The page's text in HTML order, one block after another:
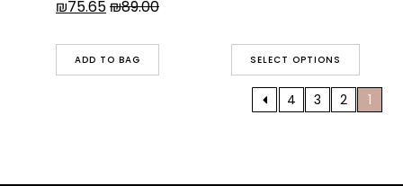
SELECT OPTIONS
₪89.00
המחיר
היה:
₪89.00.
₪75.65
הוא:
₪75.65.
ADD TO BAG
1
2
3
4